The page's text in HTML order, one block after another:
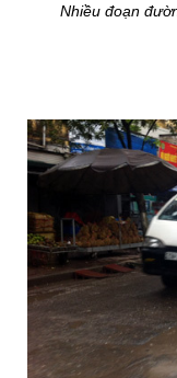
Nhiều đoạn